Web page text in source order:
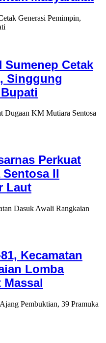
Cetak
Singgung
Perkuat
II
Laut
Kecamatan
Lomba
Massal